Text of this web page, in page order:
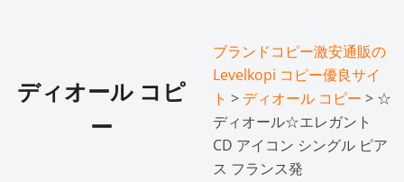
ディオール コピ
ー
ブランドコピー激安通販の
Levelkopi コピー優良サイ
ト > ディオール コピー > ☆
ディオール☆エレガント
CD アイコン シングル ピア
ス フランス発